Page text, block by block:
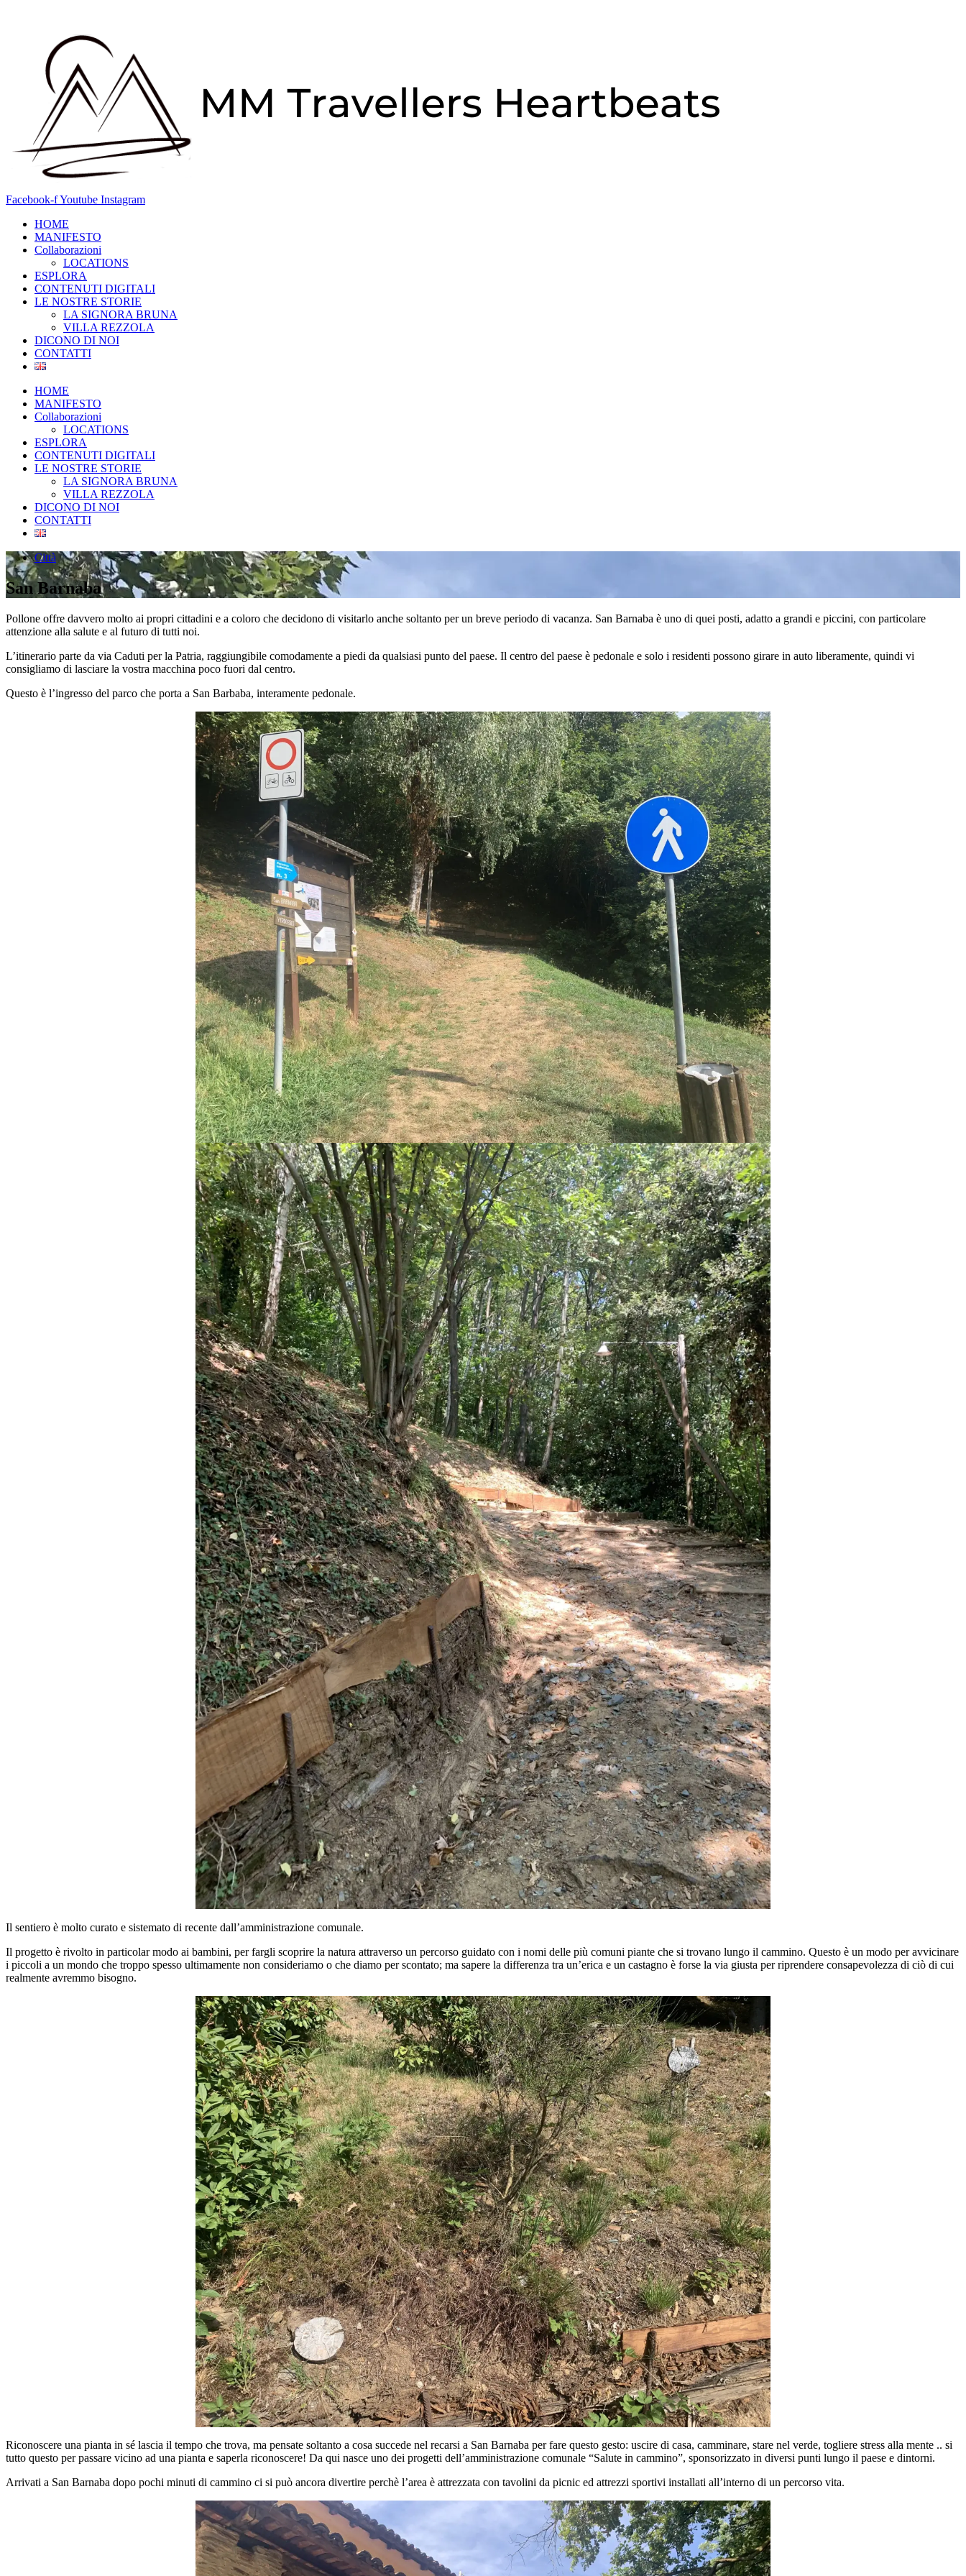
Facebook-fYoutube Instagram
HOME
MANIFESTO
Collaborazioni
LOCATIONS
ESPLORA
CONTENUTI DIGITALI
LE NOSTRE STORIE
LA SIGNORA BRUNA
VILLA REZZOLA
DICONO DI NOI
CONTATTI
HOME
MANIFESTO
Collaborazioni
LOCATIONS
ESPLORA
CONTENUTI DIGITALI
LE NOSTRE STORIE
LA SIGNORA BRUNA
VILLA REZZOLA
DICONO DI NOI
CONTATTI
Città
San Barnaba
Pollone offre davvero molto ai propri cittadini e a coloro che decidono di visitarlo anche soltanto per un breve periodo di vacanza. San Barnaba è uno di quei posti, adatto a grandi e piccini, con particolare
attenzione alla salute e al futuro di tutti noi.
L’itinerario parte da via Caduti per la Patria, raggiungibile comodamente a piedi da qualsiasi punto del paese. Il centro del paese è pedonale e solo i residenti possono girare in auto liberamente, quindi vi
consigliamo di lasciare la vostra macchina poco fuori dal centro.
Questo è l’ingresso del parco che porta a San Barbaba, interamente pedonale.
Il sentiero è molto curato e sistemato di recente dall’amministrazione comunale.
Il progetto è rivolto in particolar modo ai bambini, per fargli scoprire la natura attraverso un percorso guidato con i nomi delle più comuni piante che si trovano lungo il cammino. Questo è un modo per avvicinare
i piccoli a un mondo che troppo spesso ultimamente non consideriamo o che diamo per scontato; ma sapere la differenza tra un’erica e un castagno è forse la via giusta per riprendere consapevolezza di ciò di cui
realmente avremmo bisogno.
Riconoscere una pianta in sé lascia il tempo che trova, ma pensate soltanto a cosa succede nel recarsi a San Barnaba per fare questo gesto: uscire di casa, camminare, stare nel verde, togliere stress alla mente .. si
tutto questo per passare vicino ad una pianta e saperla riconoscere! Da qui nasce uno dei progetti dell’amministrazione comunale “Salute in cammino”, sponsorizzato in diversi punti lungo il paese e dintorni.
Arrivati a San Barnaba dopo pochi minuti di cammino ci si può ancora divertire perchè l’area è attrezzata con tavolini da picnic ed attrezzi sportivi installati all’interno di un percorso vita.